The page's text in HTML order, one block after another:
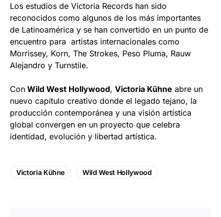
Los estudios de Victoria Records han sido
reconocidos como algunos de los más importantes
de Latinoamérica y se han convertido en un punto de
encuentro para artistas internacionales como
Morrissey, Korn, The Strokes, Peso Pluma, Rauw
Alejandro y Turnstile.
Con Wild West Hollywood, Victoria Kühne abre un
nuevo capítulo creativo donde el legado tejano, la
producción contemporánea y una visión artística
global convergen en un proyecto que celebra
identidad, evolución y libertad artística.
Victoria Kühne Wild West Hollywood